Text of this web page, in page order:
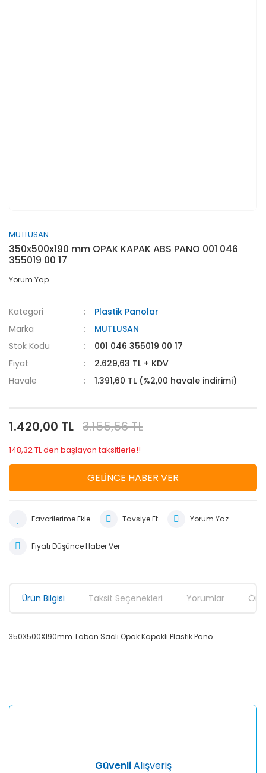
MUTLUSAN
350x500x190 mm OPAK KAPAK ABS PANO 001 046
355019 00 17
Yorum Yap
Kategori
Plastik Panolar
Marka
MUTLUSAN
Stok Kodu
001 046 355019 00 17
Fiyat
2.629,63 TL + KDV
Havale
1.391,60 TL (%2,00 havale indirimi)
1.420,00 TL 3.155,56 TL
148,32 TL den başlayan taksitlerle!!
GELİNCE HABER VER
Tavsiye Et Yorum Yaz
Fiyatı Düşünce Haber Ver
Ürün Bilgisi Taksit Seçenekleri Yorumlar
350X500X190mm Taban Saclı Opak Kapaklı Plastik Pano
Yorum Yaz
Ürün fiyatı diğer sitelerden daha pahalı.
GüvenliAlışveriş